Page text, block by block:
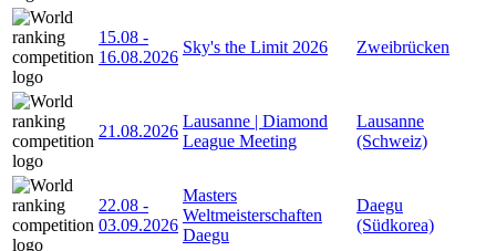
15.08 -
16.08.2026
Sky's the Limit 2026 Zweibrücken
21.08.2026
Lausanne | Diamond
League Meeting
Lausanne
(Schweiz)
22.08 -
03.09.2026
Masters
Weltmeisterschaften
Daegu
Daegu
(Südkorea)